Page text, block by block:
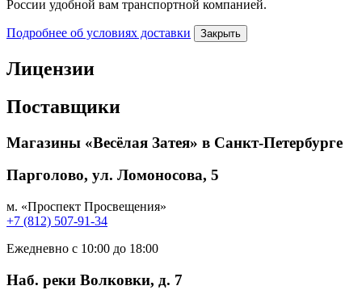
России удобной вам транспортной компанией.
Подробнее об условиях доставки Закрыть
Лицензии
Поставщики
Магазины «Весёлая Затея» в Санкт-Петербурге
Парголово, ул. Ломоносова, 5
м. «Проспект Просвещения»
+7 (812) 507-91-34
Ежедневно с 10:00 до 18:00
Наб. реки Волковки, д. 7